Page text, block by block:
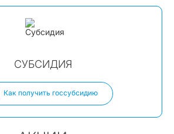
CУБСИДИЯ
Как получить госсубсидию